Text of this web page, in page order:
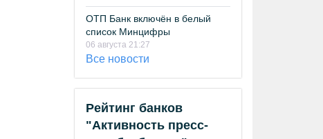
ОТП Банк включён в белый
список Минцифры
06 августа 21:27
Все новости
Рейтинг банков
"Активность пресс-